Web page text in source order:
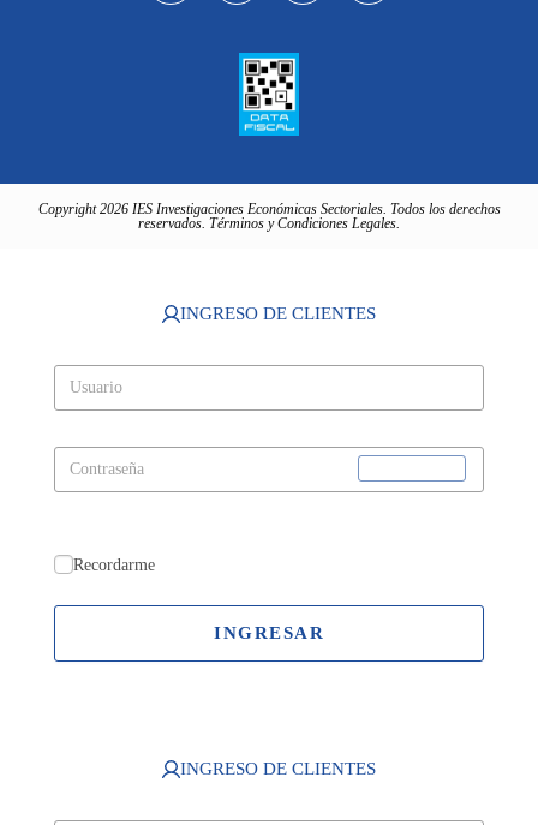
Copyright 2026 IES Investigaciones Económicas Sectoriales. Todos los derechos
reservados. Términos y Condiciones Legales.
INGRESO DE CLIENTES
Recordarme
INGRESAR
INGRESO DE CLIENTES